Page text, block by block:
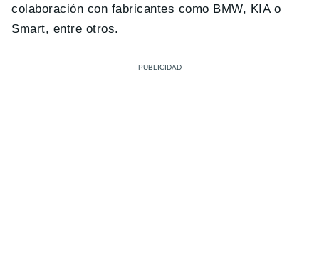
colaboración con fabricantes como BMW, KIA o
Smart, entre otros.